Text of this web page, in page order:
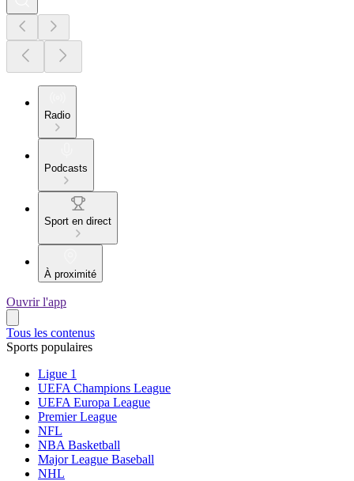
Radio
Podcasts
Sport en direct
À proximité
Ouvrir l'app
Tous les contenus
Sports populaires
Ligue 1
UEFA Champions League
UEFA Europa League
Premier League
NFL
NBA Basketball
Major League Baseball
NHL